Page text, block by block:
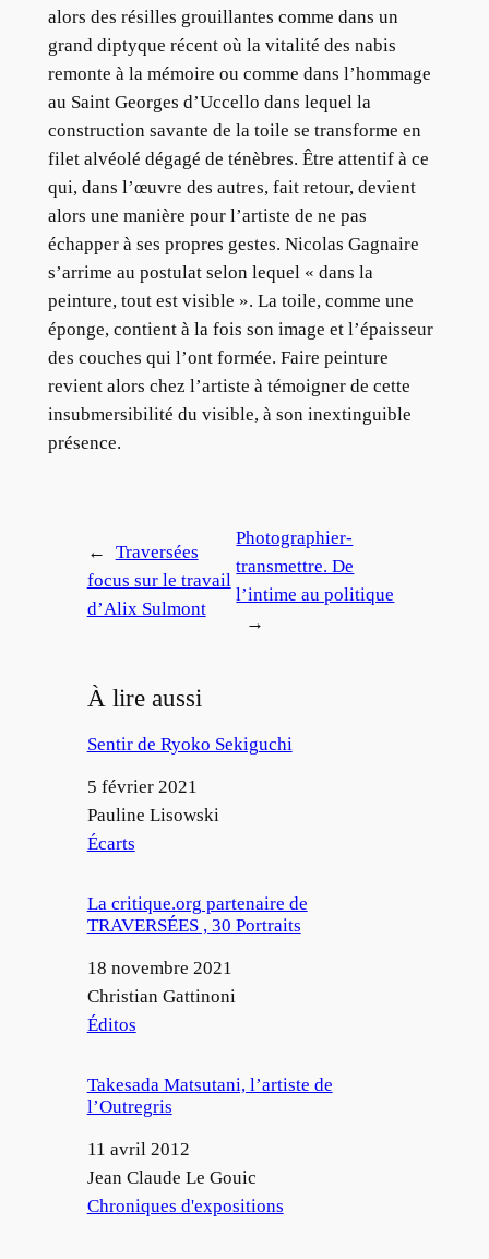
alors des résilles grouillantes comme dans un
grand diptyque récent où la vitalité des nabis
remonte à la mémoire ou comme dans l’hommage
au Saint Georges d’Uccello dans lequel la
construction savante de la toile se transforme en
filet alvéolé dégagé de ténèbres. Être attentif à ce
qui, dans l’œuvre des autres, fait retour, devient
alors une manière pour l’artiste de ne pas
échapper à ses propres gestes. Nicolas Gagnaire
s’arrime au postulat selon lequel « dans la
peinture, tout est visible ». La toile, comme une
éponge, contient à la fois son image et l’épaisseur
des couches qui l’ont formée. Faire peinture
revient alors chez l’artiste à témoigner de cette
insubmersibilité du visible, à son inextinguible
présence.
←
Traversées
focus sur le travail
d’Alix Sulmont
Photographier-
transmettre. De
l’intime au politique
→
À lire aussi
Sentir de Ryoko Sekiguchi
Date
5 février 2021
Auteur
Pauline Lisowski
Par rapport à
Écarts
La critique.org partenaire de
TRAVERSÉES , 30 Portraits
Date
18 novembre 2021
Auteur
Christian Gattinoni
Par rapport à
Éditos
Takesada Matsutani, l’artiste de
l’Outregris
Date
11 avril 2012
Auteur
Jean Claude Le Gouic
Par rapport à
Chroniques d'expositions